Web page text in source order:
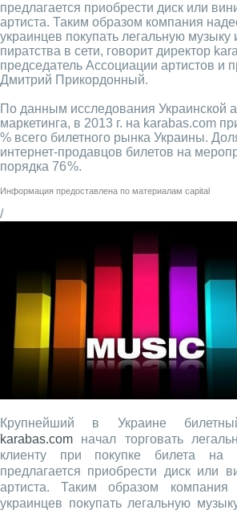
предлагается приобрести диск или
артиста. Таким образом компания
украинцев покупать легальную музыку
пиратства в сети, говорит директор
председатель Ассоциации артистов и
Дмитрий Прикордонный.
По данным исследования Украинской
маркетинга, в 2013 г. на karabas.com
% всего билетного рынка Украины.
интернет-продавцов билетов на
порядка 76 %.
Информация предоставлена по материалам capital
/
Крупнейший в Украине
karabas.com начал торговать
клиенту при покупке билета на
предлагается приобрести диск или
артиста. Таким образом компания
украинцев покупать легальную